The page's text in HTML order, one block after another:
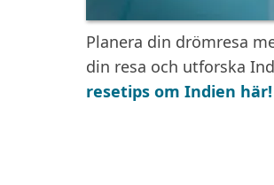
Planera din drömresa
din resa och utforska
resetips om Indien här!